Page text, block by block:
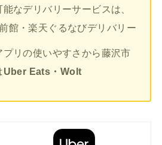
なデリバリーサービスは、
館・楽天ぐるなびデリバリー
プリの使いやすさから藤沢市
Uber Eats・Wolt